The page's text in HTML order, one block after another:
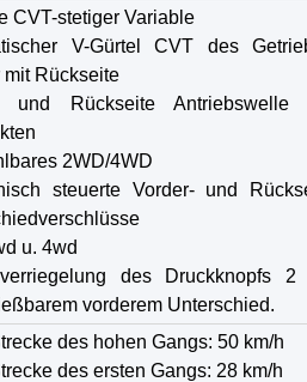
CVT-stetiger Variable
V-Gürtel CVT des
mit Rückseite
und Rückseite Antriebswelle
2WD/4WD
steuerte Vorder- und
u. 4wd
des Druckknopfs 2
vorderem Unterschied.
des hohen Gangs: 50 km/h
des ersten Gangs: 28 km/h